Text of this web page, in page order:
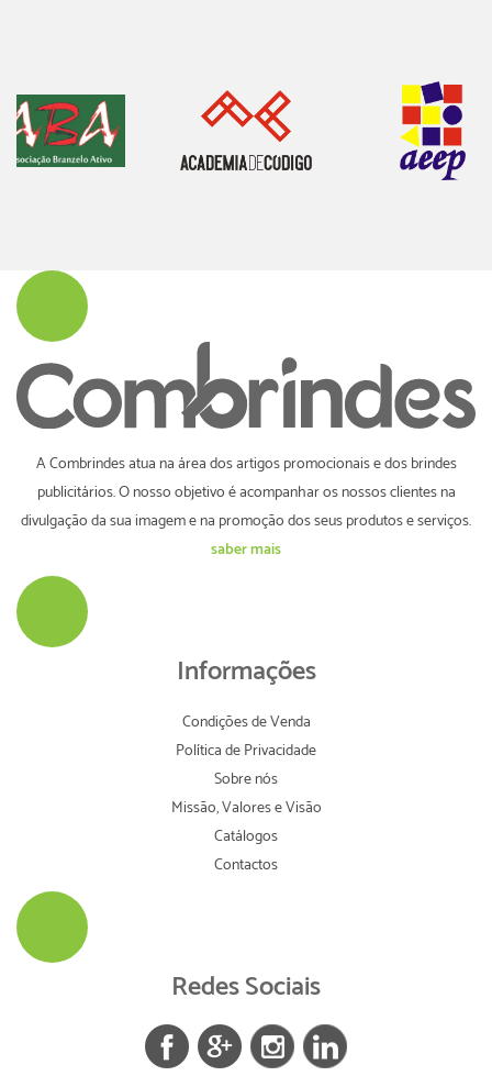
A Combrindes atua na área dos artigos promocionais e dos brindes
publicitários. O nosso objetivo é acompanhar os nossos clientes na
divulgação da sua imagem e na promoção dos seus produtos e serviços.
saber mais
Informações
Condições de Venda
Política de Privacidade
Sobre nós
Missão, Valores e Visão
Catálogos
Contactos
Redes Sociais